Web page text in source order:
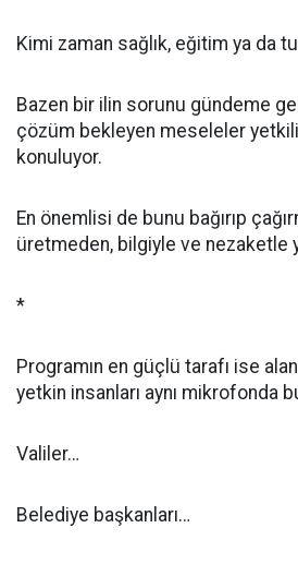
Kimi zaman sağlık, eğitim ya da
Bazen bir ilin sorunu gündeme
çözüm bekleyen meseleler
konuluyor.
En önemlisi de bunu bağırıp
üretmeden, bilgiyle ve nezaketle
*
Programın en güçlü tarafı ise
yetkin insanları aynı mikrofonda
Valiler…
Belediye başkanları…